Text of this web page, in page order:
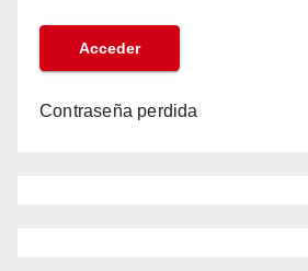
Contraseña perdida